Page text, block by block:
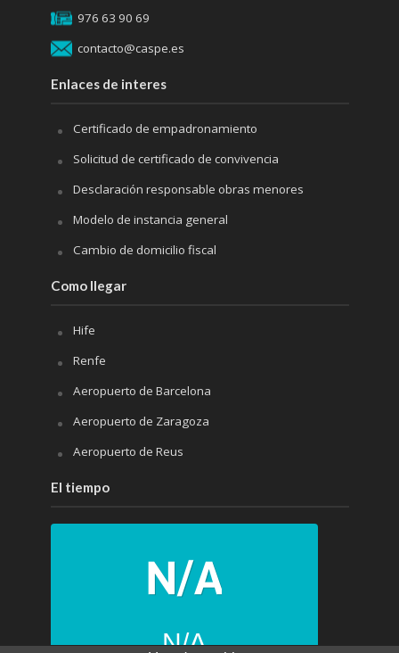
976 63 90 69
contacto@caspe.es
Enlaces de interes
Certificado de empadronamiento
Solicitud de certificado de convivencia
Desclaración responsable obras menores
Modelo de instancia general
Cambio de domicilio fiscal
Como llegar
Hife
Renfe
Aeropuerto de Barcelona
Aeropuerto de Zaragoza
Aeropuerto de Reus
El tiempo
N/A